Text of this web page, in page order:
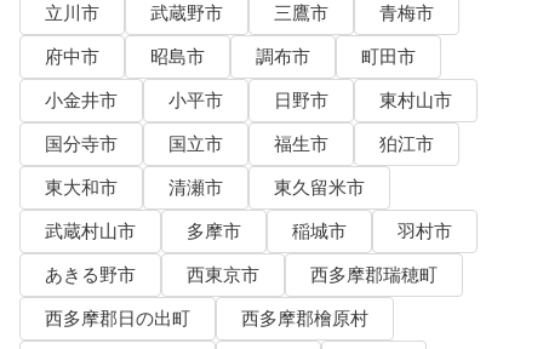
立川市
武蔵野市 三鷹市
青梅市
府中市
昭島市 調布市
町田市
小金井市
小平市 日野市
東村山市
国分寺市
国立市 福生市
狛江市
東大和市
清瀬市
東久留米市
武蔵村山市
多摩市 稲城市
羽村市
あきる野市
西東京市
西多摩郡瑞穂町
西多摩郡日の出町
西多摩郡檜原村